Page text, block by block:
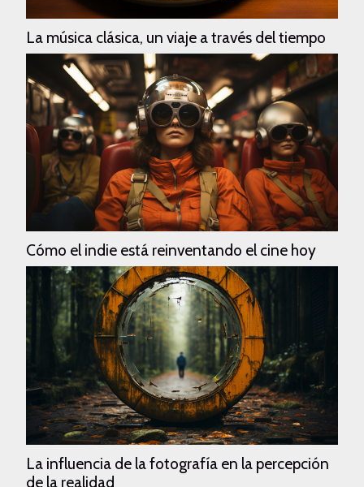
La música clásica, un viaje a través del tiempo
Cómo el indie está reinventando el cine hoy
La influencia de la fotografía en la percepción
de la realidad